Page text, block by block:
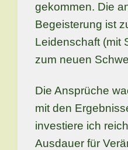
gekommen. Die
Begeisterung ist
Leidenschaft (mit
zum neuen S
Die Ansprüche
mit den
investiere ich
Ausdauer für